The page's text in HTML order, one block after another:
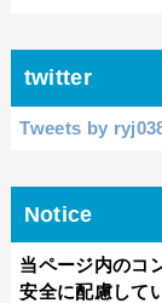
twitter
Tweets by
Notice
当ページ内のコ
安全に配慮して